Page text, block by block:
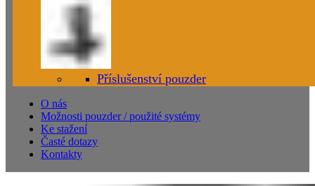
Příslušenství pouzder
O nás
Možnosti pouzder / použité systémy
Ke stažení
Časté dotazy
Kontakty